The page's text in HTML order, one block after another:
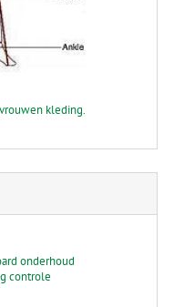
kleding.
onderhoud
controle